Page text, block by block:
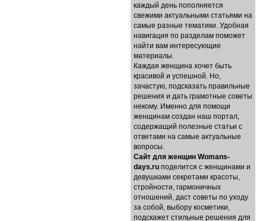
каждый день пополняется
свежими актуальными статьями на
самые разные тематики. Удобная
навигация по разделам поможет
найти вам интересующие
материалы.
Каждая женщина хочет быть
красивой и успешной. Но,
зачастую, подсказать правильные
решения и дать грамотные советы
некому. Именно для помощи
женщинам создан наш портал,
содержащий полезные статьи с
ответами на самые актуальные
вопросы.
Cайт для женщин Womans-
days.ru поделится с женщинами и
девушками секретами красоты,
стройности, гармоничных
отношений, даст советы по уходу
за собой, выбору косметики,
подскажет стильные решения для